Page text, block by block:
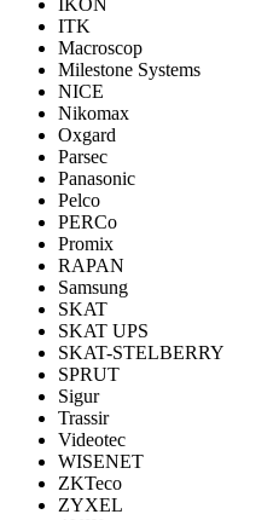
IKON
ITK
Macroscop
Milestone Systems
NICE
Nikomax
Oxgard
Parsec
Panasonic
Pelco
PERCo
Promix
RAPAN
Samsung
SKAT
SKAT UPS
SKAT-STELBERRY
SPRUT
Sigur
Trassir
Videotec
WISENET
ZKTeco
ZYXEL